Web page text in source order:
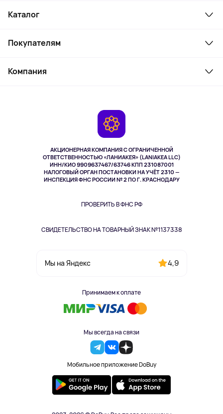
АКЦИОНЕРНАЯ КОМПАНИЯ С ОГРАНИЧЕННОЙ
ОТВЕТСТВЕННОСТЬЮ «ЛАНИАКЕЯ» (LANIAKEA LLC)
ИНН/КИО 9909637467/63746 КПП 231087001
НАЛОГОВЫЙ ОРГАН ПОСТАНОВКИ НА УЧЁТ 2310 —
ИНСПЕКЦИЯ ФНС РОССИИ № 2 ПО Г. КРАСНОДАРУ
ПРОВЕРИТЬ В ФНС РФ
СВИДЕТЕЛЬСТВО НА ТОВАРНЫЙ ЗНАК №1137338
Мы на Яндекс 4,9
Принимаем к оплате
Мы всегда на связи
Мобильное приложение DoBuy
Каталог
Ноутбуки, мониторы, VR
Косметика и уход
Здоровье питомцев
Одежда и аксессуары
Покупателям
Как заказать
Компания